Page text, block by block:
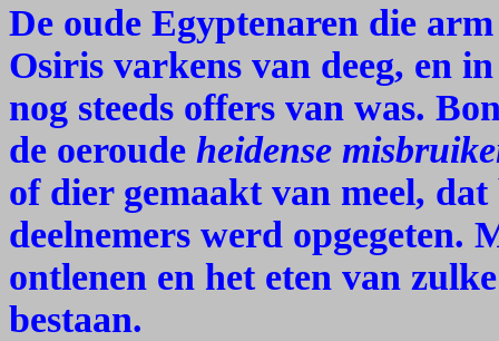
De oude Egyptenaren die
Osiris varkens van deeg, en
nog steeds offers van was.
de oeroude heidense
of dier gemaakt van meel,
deelnemers werd opgegeten.
ontlenen en het eten van
bestaan.